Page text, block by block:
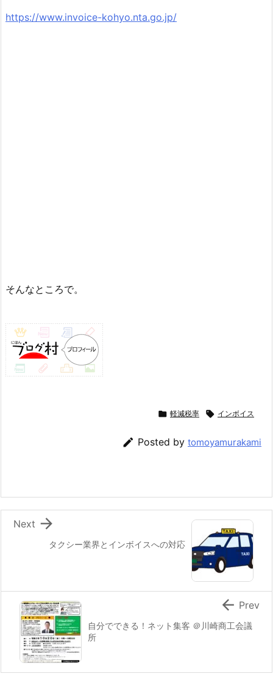
https://www.invoice-kohyo.nta.go.jp/
そんなところで。
 軽減税率  インボイス
 Posted by tomoyamurakami
タクシー業界とインボイスへの対応

Next
自分でできる！ネット集客 ＠川崎商工会議
所
 Prev